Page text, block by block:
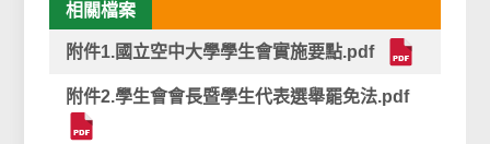
相關檔案
附件1.國立空中大學學生會實施要點.pdf
附件2.學生會會長暨學生代表選舉罷免法.pdf